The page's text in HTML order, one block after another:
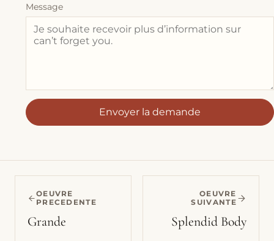
Message
Envoyer la demande
OEUVRE
PRECEDENTE
Grande
OEUVRE
SUIVANTE
Splendid Body